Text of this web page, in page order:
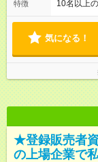
なります。 ＜シフト例＞ 早番：8時00分～17時00分 中番：11
1ヶ月単位
7.8時間ほど（2025年
時 ※勤務時間は
時00分～
特徴 10名以上
気になる！
★登録販売者
の上場企業で